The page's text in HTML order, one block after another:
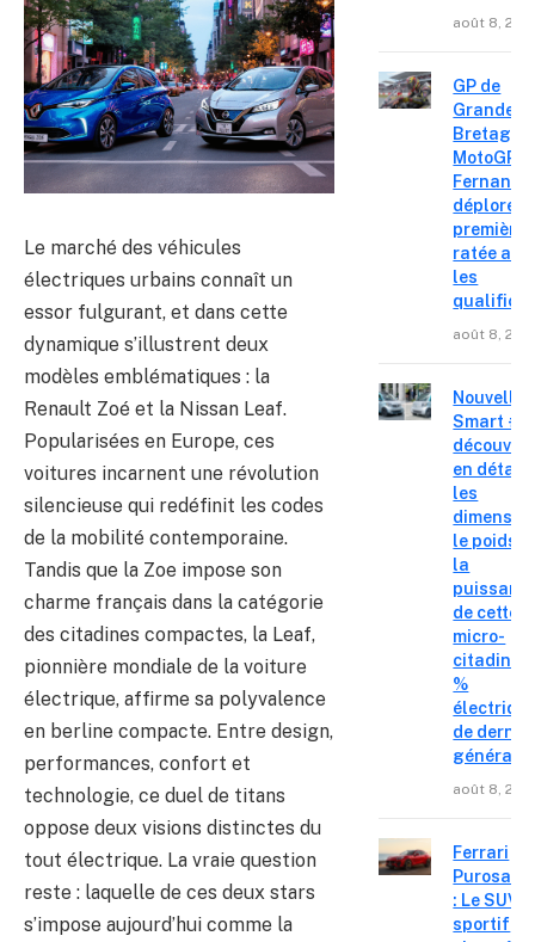
Le marché des véhicules
électriques urbains connaît un
essor fulgurant, et dans cette
dynamique s’illustrent deux
modèles emblématiques : la
Renault Zoé et la Nissan Leaf.
Popularisées en Europe, ces
voitures incarnent une révolution
silencieuse qui redéfinit les codes
de la mobilité contemporaine.
Tandis que la Zoe impose son
charme français dans la catégorie
des citadines compactes, la Leaf,
pionnière mondiale de la voiture
électrique, affirme sa polyvalence
en berline compacte. Entre design,
performances, confort et
technologie, ce duel de titans
oppose deux visions distinctes du
tout électrique. La vraie question
reste : laquelle de ces deux stars
s’impose aujourd’hui comme la
août 8,
GP de
Grande-
Bretagne
MotoGP :
déplore
première
ratée
les
août 8,
Nouvelle
Smart #2
en détail
les
le poids
la
de cette
micro-
citadine
%
de
août 8,
Ferrari
: Le SUV
sportif